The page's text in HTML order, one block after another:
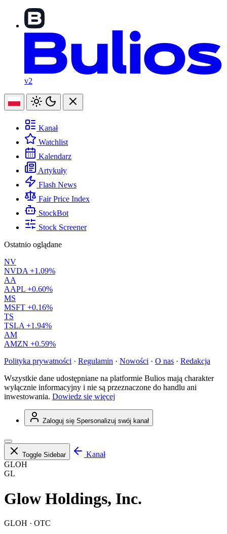
v2
Kanał
Watchlist
Kalendarz
Artykuły
Flash News
Fair Price Index
StockBot
Stock Screener
Ostatnio oglądane
NV
NVDA +1.09%
AA
AAPL +0.60%
MS
MSFT +0.16%
TS
TSLA +1.94%
AM
AMZN +0.59%
Polityka prywatności · Regulamin · Nowości · O nas · Redakcja
Wszystkie dane udostępniane na platformie Bulios mają charakter
wyłącznie informacyjny i nie są przeznaczone do handlu ani
inwestowania. Dowiedz się więcej
Zaloguj się Spersonalizuj swój kanał
Toggle Sidebar
Kanał
GLOH
GL
Glow Holdings, Inc.
GLOH · OTC